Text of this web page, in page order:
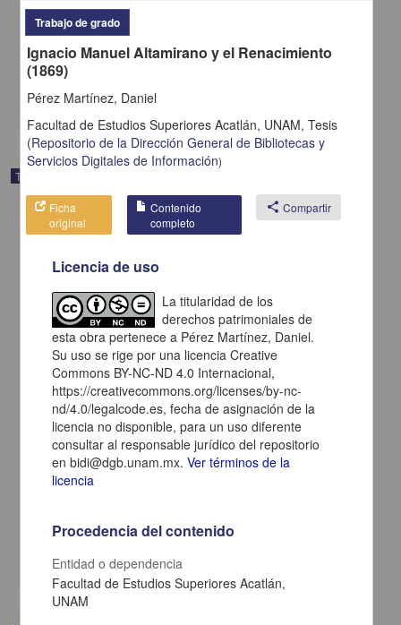
"Proceso de atención de enfermería a paciente con síndrome de
ovario poliquístico y ansiedad"
Bayona Ortega, Paola
2025
Medicina y Ciencias de la Salud
Trabajo de grado
"Identificar la relación que existe entre la inteligencia emocional y la
adicción a las redes sociales en adolescentes entre 12 a 15 años
de la Escuela Secundaria Técnica No. 174 "Ignacio Manuel
Altamirano", en la zona de Ecatepec"
Ciencias Sociales y Económicas,Medicina y Ciencias de la Salud
Trabajo de grado
Ignacio Manuel Altamirano y el Renacimiento
(1869)
Pérez Martínez, Daniel
Facultad de Estudios Superiores Acatlán, UNAM, Tesis
(Repositorio de la Dirección General de Bibliotecas y
Servicios Digitales de Información)
Ficha
original
Contenido
completo
share Compartir
Licencia de uso
La titularidad de los
derechos patrimoniales de
esta obra pertenece a Pérez Martínez, Daniel.
Su uso se rige por una licencia Creative
Commons BY-NC-ND 4.0 Internacional,
https://creativecommons.org/licenses/by-nc-
nd/4.0/legalcode.es, fecha de asignación de la
licencia no disponible, para un uso diferente
consultar al responsable jurídico del repositorio
en bidi@dgb.unam.mx.Ver términos de la
licencia
Procedencia del contenido
Entidad o dependencia
Facultad de Estudios Superiores Acatlán,
UNAM